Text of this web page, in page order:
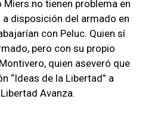
no tienen problema en
disposición del armado en
con Peluc. Quien sí
pero con su propio
quien aseveró que
“Ideas de la Libertad” a
Avanza.